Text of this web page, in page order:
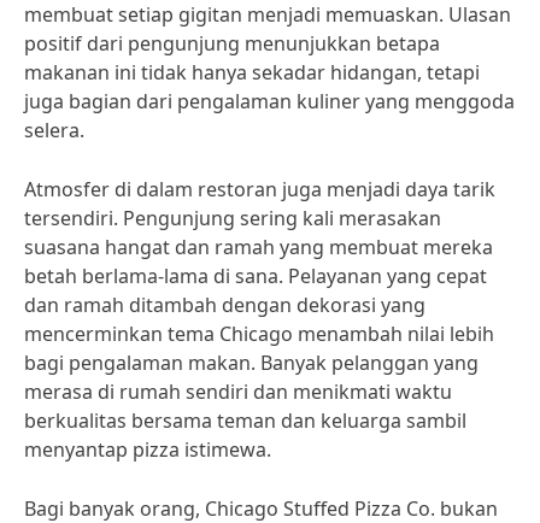
membuat setiap gigitan menjadi memuaskan. Ulasan
positif dari pengunjung menunjukkan betapa
makanan ini tidak hanya sekadar hidangan, tetapi
juga bagian dari pengalaman kuliner yang menggoda
selera.
Atmosfer di dalam restoran juga menjadi daya tarik
tersendiri. Pengunjung sering kali merasakan
suasana hangat dan ramah yang membuat mereka
betah berlama-lama di sana. Pelayanan yang cepat
dan ramah ditambah dengan dekorasi yang
mencerminkan tema Chicago menambah nilai lebih
bagi pengalaman makan. Banyak pelanggan yang
merasa di rumah sendiri dan menikmati waktu
berkualitas bersama teman dan keluarga sambil
menyantap pizza istimewa.
Bagi banyak orang, Chicago Stuffed Pizza Co. bukan